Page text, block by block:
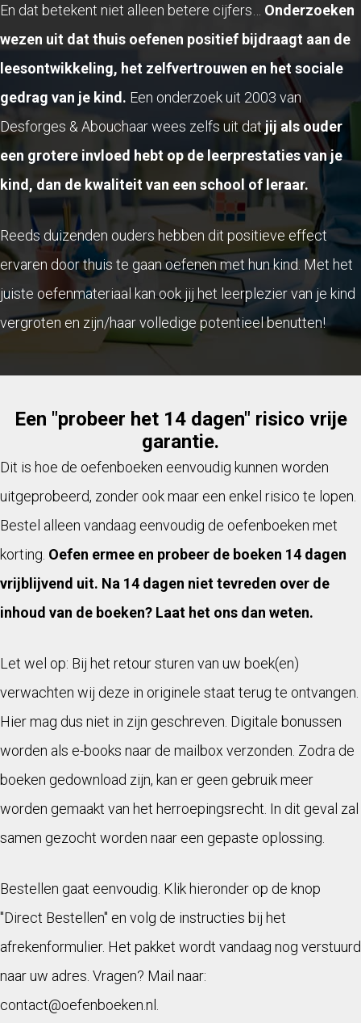
En dat betekent niet alleen betere cijfers… Onderzoeken
wezen uit dat thuis oefenen positief bijdraagt aan de
leesontwikkeling, het zelfvertrouwen en het sociale
gedrag van je kind. Een onderzoek uit 2003 van
Desforges & Abouchaar wees zelfs uit datjij als ouder
een grotere invloed hebt op de leerprestaties van je
kind, dan de kwaliteit van een school of leraar.
Reeds duizenden ouders hebben dit positieve effect
ervaren door thuis te gaan oefenen met hun kind. Met het
juiste oefenmateriaal kan ook jij het leerplezier van je kind
vergroten en zijn/haar volledige potentieel benutten!
Een "probeer het 14 dagen" risico vrije
garantie.
Dit is hoe de oefenboeken eenvoudig kunnen worden
uitgeprobeerd, zonder ook maar een enkel risico te lopen.
Bestel alleen vandaag eenvoudig de oefenboeken met
korting. Oefen ermee en probeer de boeken 14 dagen
vrijblijvend uit. Na 14 dagen niet tevreden over de
inhoud van de boeken? Laat het ons dan weten.
Let wel op: Bij het retour sturen van uw boek(en)
verwachten wij deze in originele staat terug te ontvangen.
Hier mag dus niet in zijn geschreven. Digitale bonussen
worden als e-books naar de mailbox verzonden. Zodra de
boeken gedownload zijn, kan er geen gebruik meer
worden gemaakt van het herroepingsrecht. In dit geval zal
samen gezocht worden naar een gepaste oplossing.
Bestellen gaat eenvoudig. Klik hieronder op de knop
"Direct Bestellen" en volg de instructies bij het
afrekenformulier. Het pakket wordt vandaag nog verstuurd
naar uw adres. Vragen? Mail naar:
contact@oefenboeken.nl.